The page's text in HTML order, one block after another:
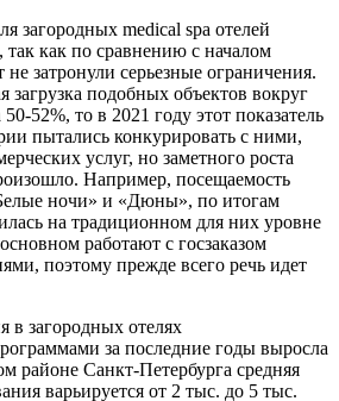
загородных medical spa отелей
как по сравнению с началом
затронули серьезные ограничения.
загрузка подобных объектов вокруг
52%, то в 2021 году этот показатель
пытались конкурировать с ними,
услуг, но заметного роста
Например, посещаемость
ночи» и «Дюны», по итогам
на традиционном для них уровне
работают с госзаказом
поэтому прежде всего речь идет
в загородных отелях
за последние годы выросла
районе Санкт-Петербурга средняя
варьируется от 2 тыс. до 5 тыс.